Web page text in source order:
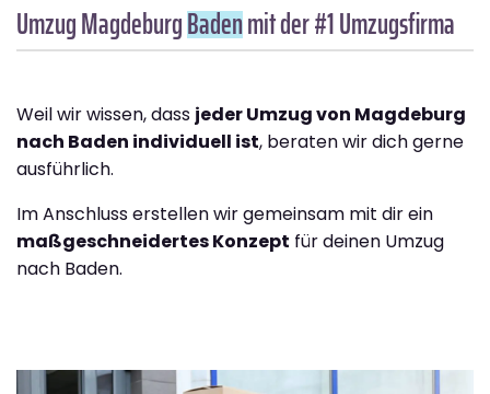
Umzug MagdeburgBadenmit der #1 Umzugsfirma
Weil wir wissen, dass jeder Umzug von Magdeburg
nach Baden individuell ist, beraten wir dich gerne
ausführlich.
Im Anschluss erstellen wir gemeinsam mit dir ein
maßgeschneidertes Konzept für deinen Umzug
nach Baden.